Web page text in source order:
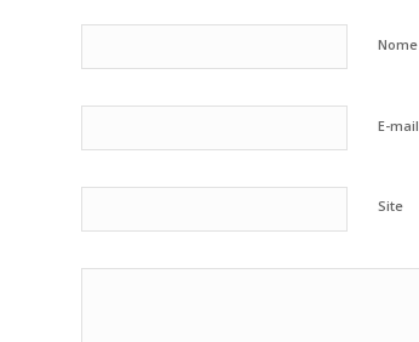
Nome
E-mail
Site